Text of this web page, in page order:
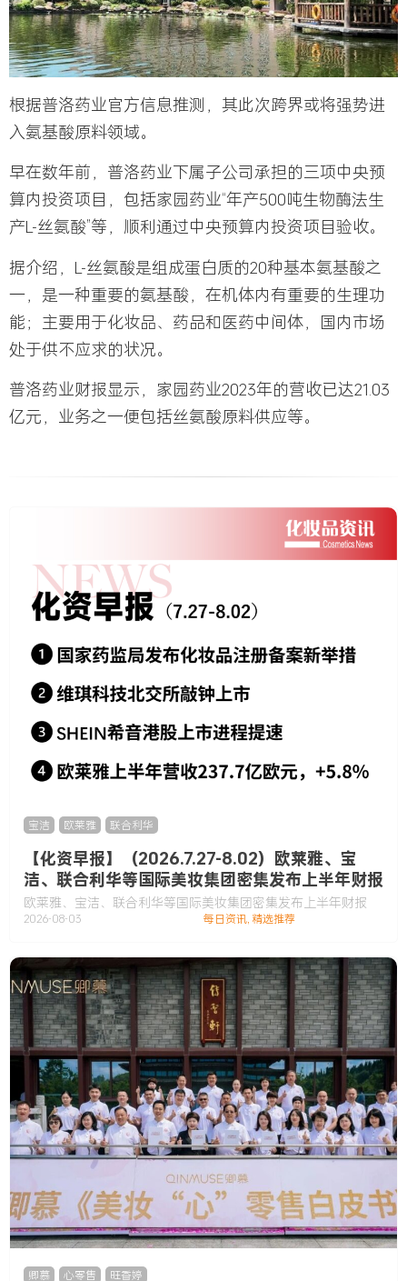
根据普洛药业官方信息推测，其此次跨界或将强势进
入氨基酸原料领域。
早在数年前，普洛药业下属子公司承担的三项中央预
算内投资项目，包括家园药业“年产500吨生物酶法生
产L-丝氨酸”等，顺利通过中央预算内投资项目验收。
据介绍，L-丝氨酸是组成蛋白质的20种基本氨基酸之
一，是一种重要的氨基酸，在机体内有重要的生理功
能；主要用于化妆品、药品和医药中间体，国内市场
处于供不应求的状况。
普洛药业财报显示，家园药业2023年的营收已达21.03
亿元，业务之一便包括丝氨酸原料供应等。
宝洁 欧莱雅 联合利华
【化资早报】（2026.7.27-8.02）欧莱雅、宝
洁、联合利华等国际美妆集团密集发布上半年财报
欧莱雅、宝洁、联合利华等国际美妆集团密集发布上半年财报
2026-08-03 每日资讯,精选推荐
卿慕 心零售 旺香婷